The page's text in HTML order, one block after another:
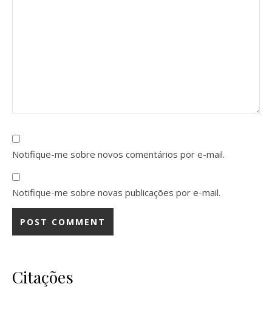
Notifique-me sobre novos comentários por e-mail.
Notifique-me sobre novas publicações por e-mail.
Citações